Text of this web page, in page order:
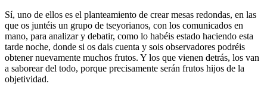
Sí, uno de ellos es el planteamiento de crear mesas redondas, en las
que os juntéis un grupo de tseyorianos, con los comunicados en
mano, para analizar y debatir, como lo habéis estado haciendo esta
tarde noche, donde si os dais cuenta y sois observadores podréis
obtener nuevamente muchos frutos. Y los que vienen detrás, los van
a saborear del todo, porque precisamente serán frutos hijos de la
objetividad.